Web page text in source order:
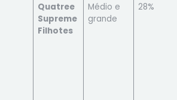
Quatree
Supreme
Filhotes
Médio e
grande
28%